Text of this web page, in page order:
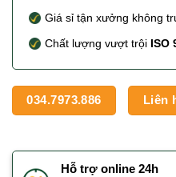
Giá sỉ tận xưởng không
Chất lượng vượt trội ISO
034.7973.886 Liên
Hỗ trợ online 24h